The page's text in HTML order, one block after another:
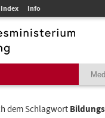
Index Info
dem Schlagwort